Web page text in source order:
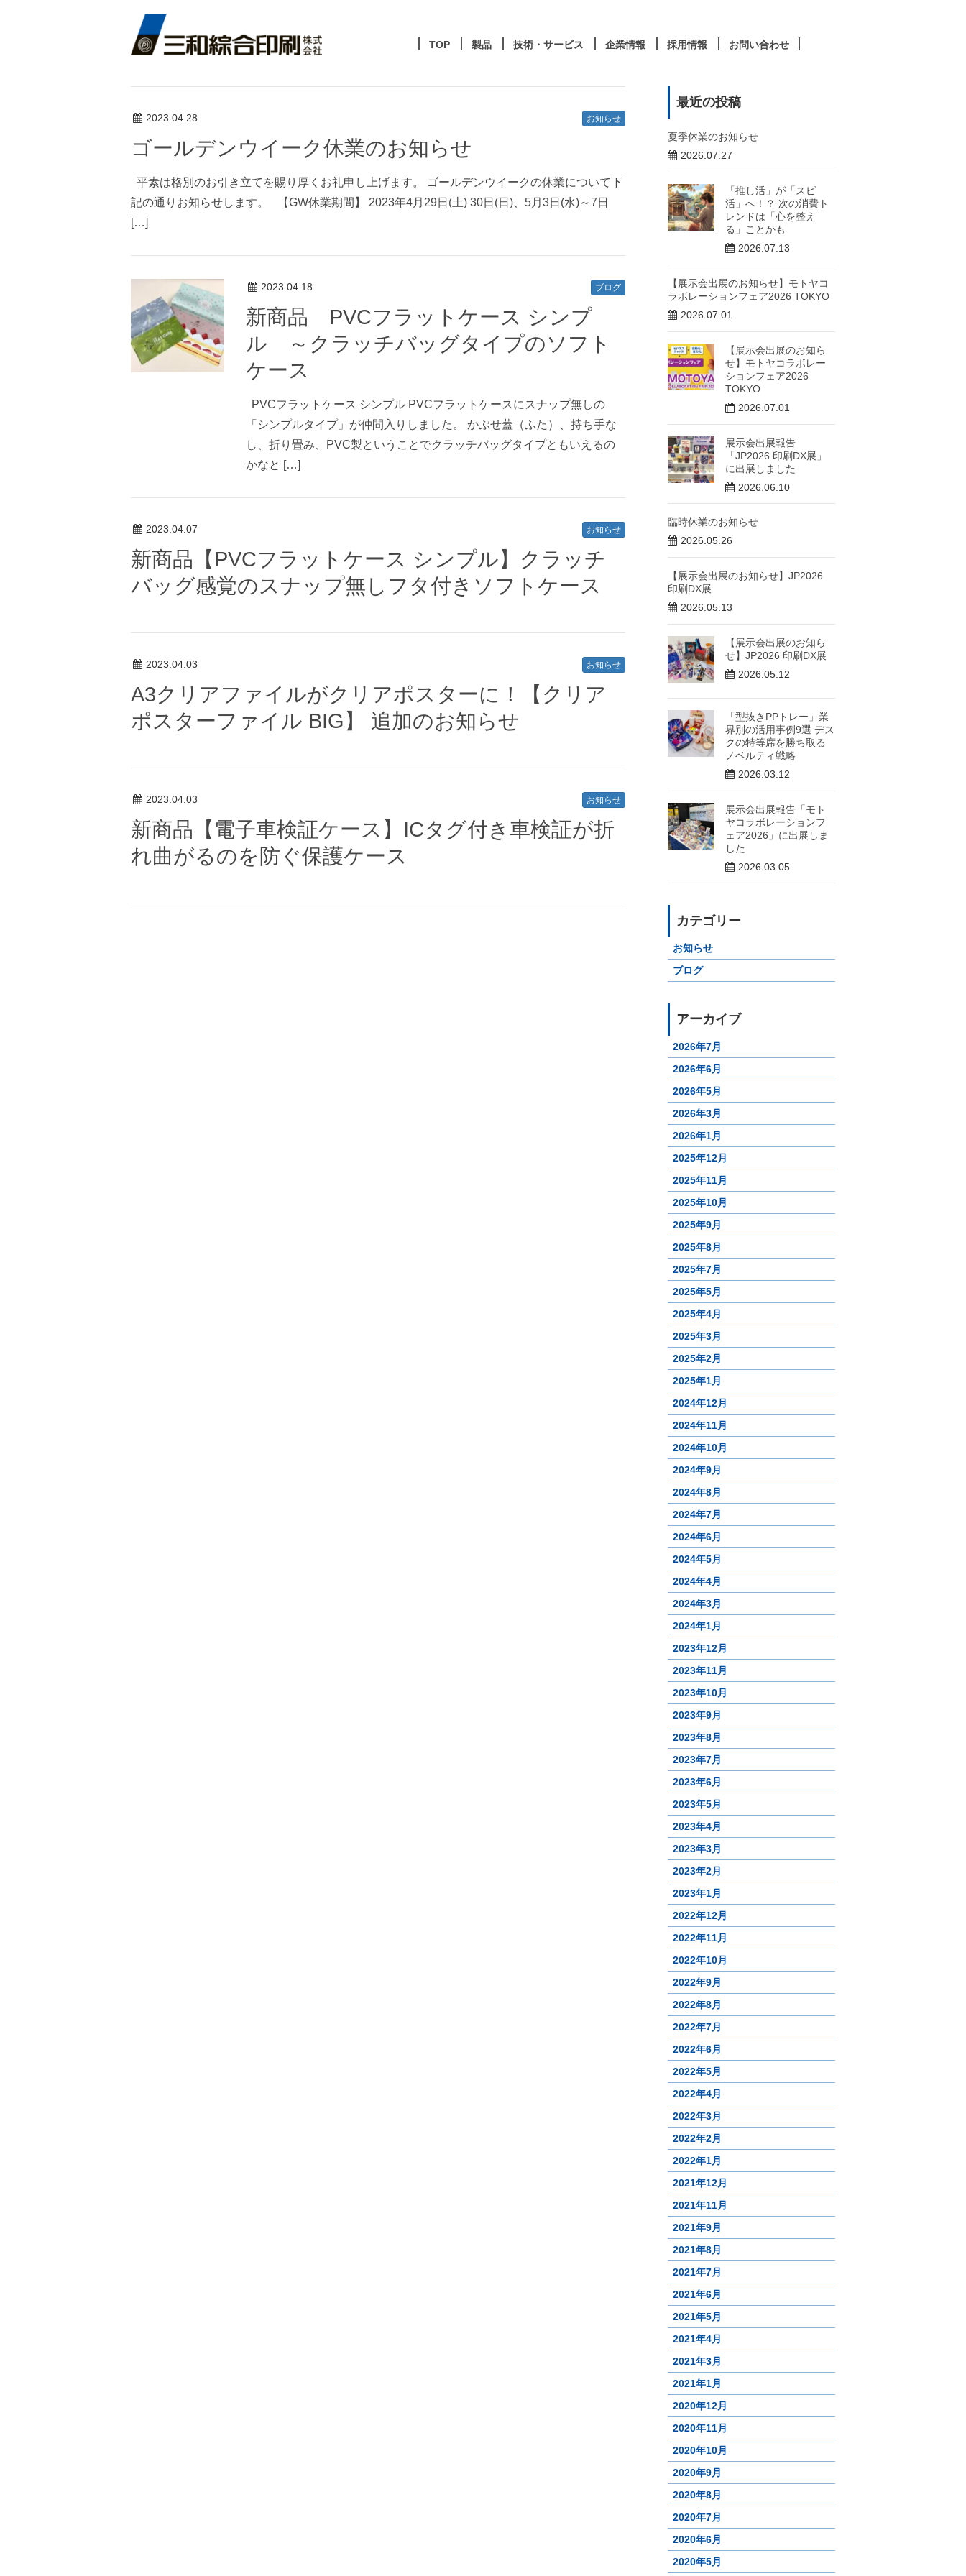
TOP 製品 技術・サービス 企業情報 採用情報 お問い合わせ
2023.04.28 お知らせ
ゴールデンウイーク休業のお知らせ
平素は格別のお引き立てを賜り厚くお礼申し上げます。 ゴールデンウイークの休業について下
記の通りお知らせします。 【GW休業期間】 2023年4月29日(土) 30日(日)、5月3日(水)～7日
[…]
2023.04.18 ブログ
新商品 PVCフラットケース シンプ
ル ～クラッチバッグタイプのソフト
ケース
PVCフラットケース シンプル PVCフラットケースにスナップ無しの
「シンプルタイプ」が仲間入りしました。 かぶせ蓋（ふた）、持ち手な
し、折り畳み、PVC製ということでクラッチバッグタイプともいえるの
かなと […]
2023.04.07 お知らせ
新商品【PVCフラットケース シンプル】クラッチ
バッグ感覚のスナップ無しフタ付きソフトケース
2023.04.03 お知らせ
A3クリアファイルがクリアポスターに！【クリア
ポスターファイル BIG】 追加のお知らせ
2023.04.03 お知らせ
新商品【電子車検証ケース】ICタグ付き車検証が折
れ曲がるのを防ぐ保護ケース
最近の投稿
夏季休業のお知らせ
2026.07.27
「推し活」が「スピ
活」へ！？ 次の消費ト
レンドは「心を整え
る」ことかも
2026.07.13
【展示会出展のお知らせ】モトヤコ
ラボレーションフェア2026 TOKYO
2026.07.01
【展示会出展のお知ら
せ】モトヤコラボレー
ションフェア2026
TOKYO
2026.07.01
展示会出展報告
「JP2026 印刷DX展」
に出展しました
2026.06.10
臨時休業のお知らせ
2026.05.26
【展示会出展のお知らせ】JP2026
印刷DX展
2026.05.13
【展示会出展のお知ら
せ】JP2026 印刷DX展
2026.05.12
「型抜きPPトレー」業
界別の活用事例9選 デス
クの特等席を勝ち取る
ノベルティ戦略
2026.03.12
展示会出展報告「モト
ヤコラボレーションフ
ェア2026」に出展しま
した
2026.03.05
カテゴリー
お知らせ
ブログ
アーカイブ
2026年7月
2026年6月
2026年5月
2026年3月
2026年1月
2025年12月
2025年11月
2025年10月
2025年9月
2025年8月
2025年7月
2025年5月
2025年4月
2025年3月
2025年2月
2025年1月
2024年12月
2024年11月
2024年10月
2024年9月
2024年8月
2024年7月
2024年6月
2024年5月
2024年4月
2024年3月
2024年1月
2023年12月
2023年11月
2023年10月
2023年9月
2023年8月
2023年7月
2023年6月
2023年5月
2023年4月
2023年3月
2023年2月
2023年1月
2022年12月
2022年11月
2022年10月
2022年9月
2022年8月
2022年7月
2022年6月
2022年5月
2022年4月
2022年3月
2022年2月
2022年1月
2021年12月
2021年11月
2021年9月
2021年8月
2021年7月
2021年6月
2021年5月
2021年4月
2021年3月
2021年1月
2020年12月
2020年11月
2020年10月
2020年9月
2020年8月
2020年7月
2020年6月
2020年5月